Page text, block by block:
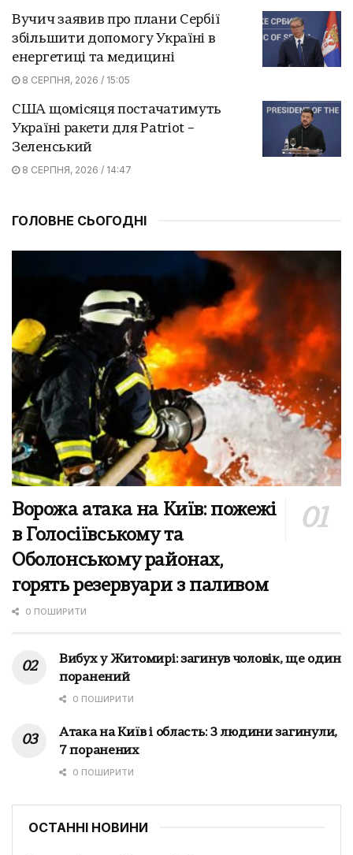
Вучич заявив про плани Сербії
збільшити допомогу Україні в
енергетиці та медицині
8 СЕРПНЯ, 2026 / 15:05
США щомісяця постачатимуть
Україні ракети для Patriot –
Зеленський
8 СЕРПНЯ, 2026 / 14:47
ГОЛОВНЕ СЬОГОДНІ
Ворожа атака на Київ: пожежі
в Голосіївському та
Оболонському районах,
горять резервуари з паливом
0 ПОШИРИТИ
Вибух у Житомирі: загинув чоловік, ще один
поранений
0 ПОШИРИТИ
Атака на Київ і область: 3 людини загинули,
7 поранених
0 ПОШИРИТИ
ОСТАННІ НОВИНИ